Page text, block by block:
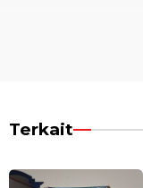
Terkait